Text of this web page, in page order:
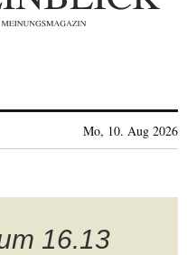
Mo, 10. Aug 2026
16.13